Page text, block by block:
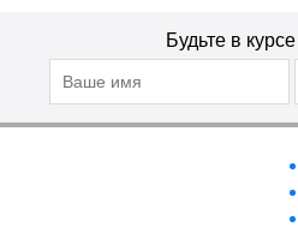
Будьте в